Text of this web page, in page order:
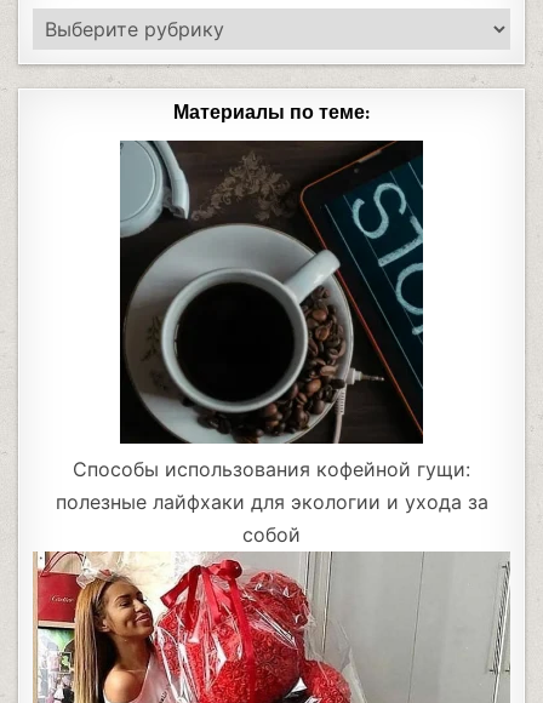
Материалы по теме:
Способы использования кофейной гущи:
полезные лайфхаки для экологии и ухода за
собой